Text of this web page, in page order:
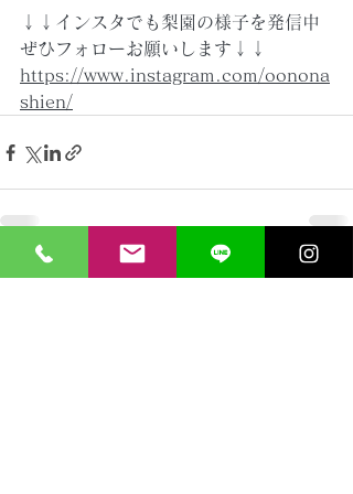
↓↓インスタでも梨園の様子を発信中
ぜひフォローお願いします↓↓
https://www.instagram.com/oonona
shien/
最新記事 すべて表示